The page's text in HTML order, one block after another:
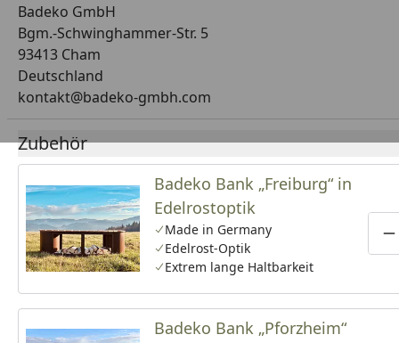
Badeko GmbH
Bgm.-Schwinghammer-Str. 5
93413 Cham
Deutschland
kontakt@badeko-gmbh.com
Zubehör
Badeko Bank „Freiburg“ in
Edelrostoptik
Made in Germany
Edelrost-Optik
Extrem lange Haltbarkeit
Badeko Bank „Pforzheim“